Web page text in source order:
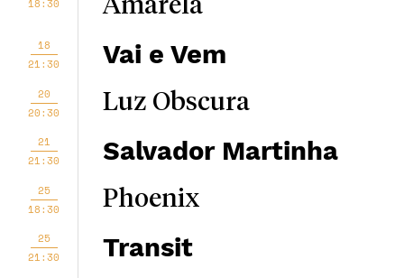
18:30
Amarela
18
21:30
Vai e Vem
20
20:30
Luz Obscura
21
21:30
Salvador Martinha
25
18:30
Phoenix
25
21:30
Transit